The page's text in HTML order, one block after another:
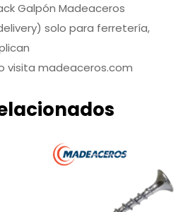
Galpón Madeaceros
solo para ferretería,
visita madeaceros.com